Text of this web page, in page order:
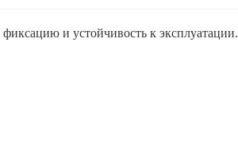
и устойчивость к эксплуатации.